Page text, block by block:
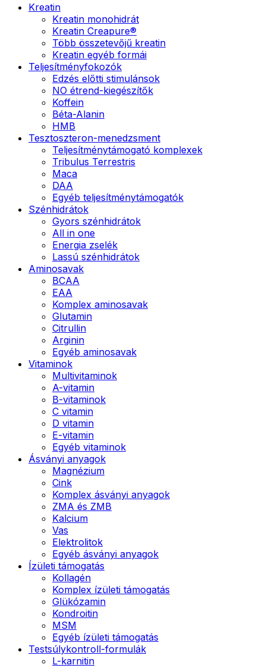
Kreatin
Kreatin monohidrát
Kreatin Creapure®
Több összetevőjű kreatin
Kreatin egyéb formái
Teljesítményfokozók
Edzés előtti stimulánsok
NO étrend-kiegészítők
Koffein
Béta-Alanin
HMB
Tesztoszteron-menedzsment
Teljesítménytámogató komplexek
Tribulus Terrestris
Maca
DAA
Egyéb teljesítménytámogatók
Szénhidrátok
Gyors szénhidrátok
All in one
Energia zselék
Lassú szénhidrátok
Aminosavak
BCAA
EAA
Komplex aminosavak
Glutamin
Citrullin
Arginin
Egyéb aminosavak
Vitaminok
Multivitaminok
A-vitamin
B-vitaminok
C vitamin
D vitamin
E-vitamin
Egyéb vitaminok
Ásványi anyagok
Magnézium
Cink
Komplex ásványi anyagok
ZMA és ZMB
Kalcium
Vas
Elektrolitok
Egyéb ásványi anyagok
Ízületi támogatás
Kollagén
Komplex ízületi támogatás
Glükózamin
Kondroitin
MSM
Egyéb ízületi támogatás
Testsúlykontroll-formulák
L-karnitin